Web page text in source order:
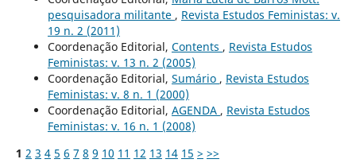
pesquisadora militante , Revista Estudos Feministas: v.
19 n. 2 (2011)
Coordenação Editorial, Contents , Revista Estudos
Feministas: v. 13 n. 2 (2005)
Coordenação Editorial, Sumário , Revista Estudos
Feministas: v. 8 n. 1 (2000)
Coordenação Editorial, AGENDA , Revista Estudos
Feministas: v. 16 n. 1 (2008)
1 2 3 4 5 6 7 8 9 10 11 12 13 14 15 > >>